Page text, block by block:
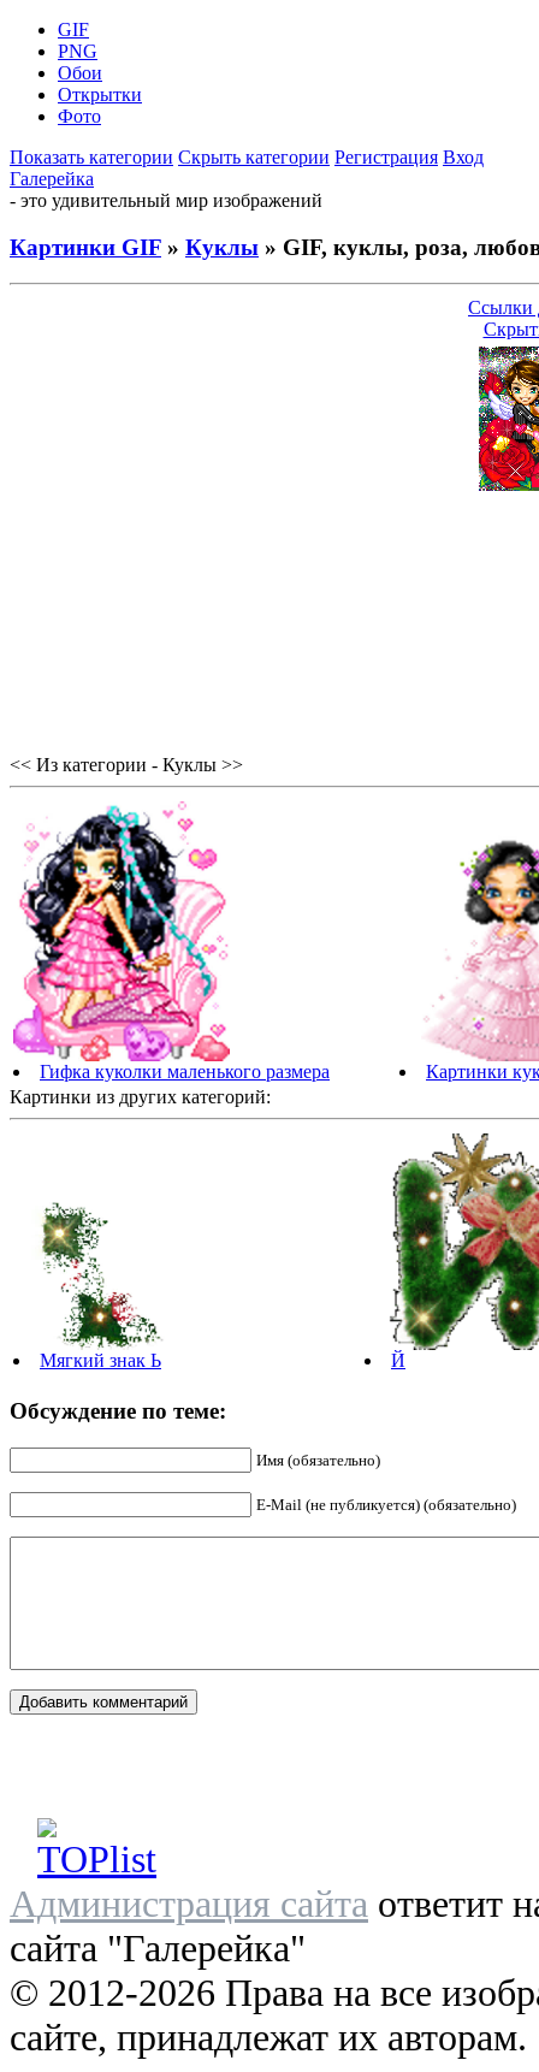
GIF
PNG
Обои
Открытки
Фото
Показать категории Скрыть категории Регистрация Вход
Галерейка
- это удивительный мир изображений
Картинки GIF » Куклы » GIF, куклы, роза,
Ссылки
<< Из категории - Куклы >>
Гифка куколки маленького размера
Картинки
Картинки из других категорий:
Мягкий знак Ь Й
Обсуждение по теме:
Имя (обязательно)
E-Mail (не публикуется) (обязательно)
Администрация сайта ответит
сайта "Галерейка"
© 2012-2026 Права на все
сайте, принадлежат их авторам.